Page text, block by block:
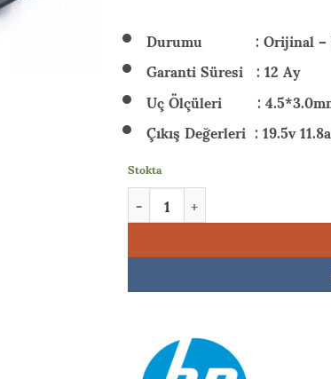
Durumu : Orijinal –
Garanti Süresi : 12 Ay
Uç Ölçüleri :
Çıkış Değerleri : 19.5v
Stokta
HP Victus Gaming 16-